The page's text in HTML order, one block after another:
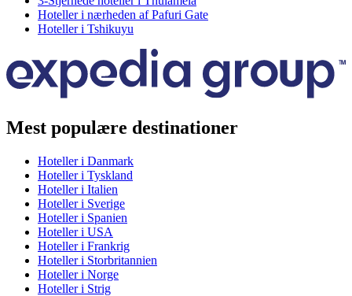
Hoteller i nærheden af Pafuri Gate
Hoteller i Tshikuyu
Mest populære destinationer
Hoteller i Danmark
Hoteller i Tyskland
Hoteller i Italien
Hoteller i Sverige
Hoteller i Spanien
Hoteller i USA
Hoteller i Frankrig
Hoteller i Storbritannien
Hoteller i Norge
Hoteller i Strig